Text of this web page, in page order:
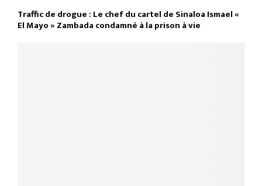
Traffic de drogue : Le chef du cartel de Sinaloa Ismael «
El Mayo » Zambada condamné à la prison à vie